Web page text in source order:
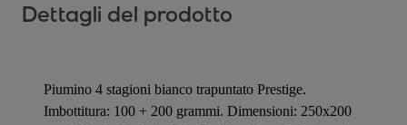
Dettagli del prodotto
Piumino 4 stagioni bianco trapuntato Prestige.
Imbottitura: 100 + 200 grammi. Dimensioni: 250x200